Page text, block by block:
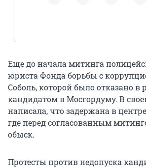
Еще до начала митинга
юриста Фонда борьбы с
Соболь, которой было отказано в
кандидатом в Мосгордуму. В
написала, что задержана в
где перед согласованным
обыск.
Протесты против недопуска